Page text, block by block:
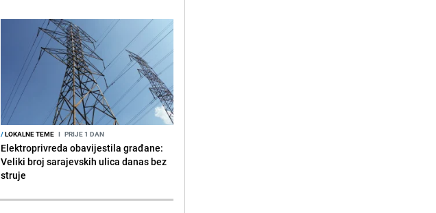
/LOKALNE TEME I PRIJE 1 DAN
Elektroprivreda obavijestila građane:
Veliki broj sarajevskih ulica danas bez
struje